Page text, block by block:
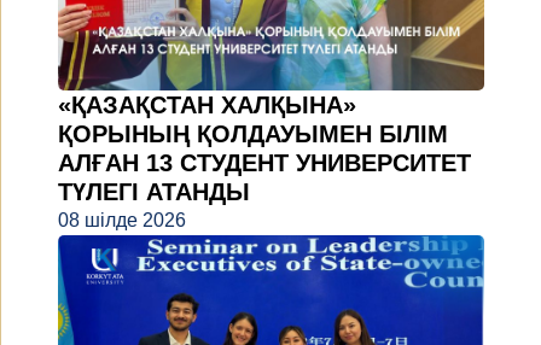
«ҚАЗАҚСТАН ХАЛҚЫНА»
ҚОРЫНЫҢ ҚОЛДАУЫМЕН БІЛІМ
АЛҒАН 13 СТУДЕНТ УНИВЕРСИТЕТ
ТҮЛЕГІ АТАНДЫ
08 шілде 2026